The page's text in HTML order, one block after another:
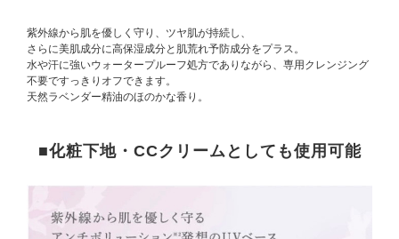
紫外線から肌を優しく守り、ツヤ肌が持続し、
さらに美肌成分に高保湿成分と肌荒れ予防成分をプラス。
水や汗に強いウォータープルーフ処方でありながら、専用クレンジング
不要ですっきりオフできます。
天然ラベンダー精油のほのかな香り。
■化粧下地・CCクリームとしても使用可能